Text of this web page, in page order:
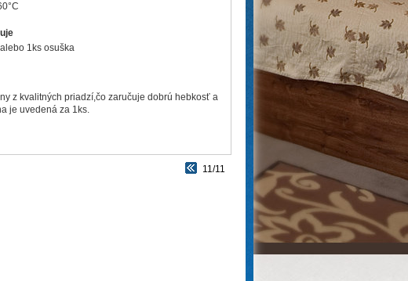
1ks osuška
z kvalitných priadzí,čo zaručuje dobrú hebkosť a
je uvedená za 1ks.
11/11